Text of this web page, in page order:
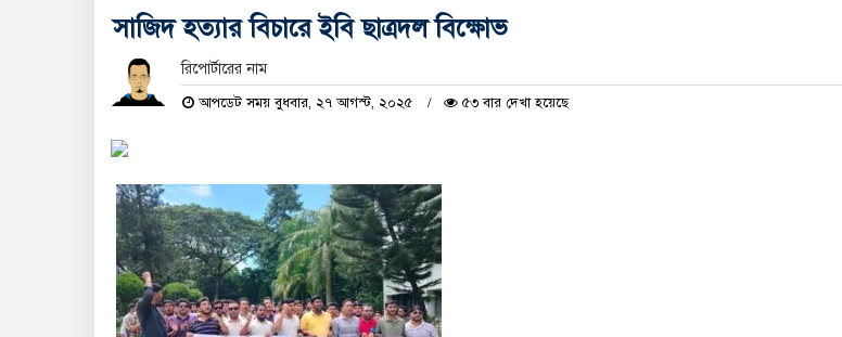
সাজিদ হত্যার বিচারে ইবি ছাত্রদল বিক্ষোভ
রিপোর্টারের নাম
আপডেট সময় বুধবার, ২৭ আগস্ট, ২০২৫ ৫৩ বার দেখা হয়েছে